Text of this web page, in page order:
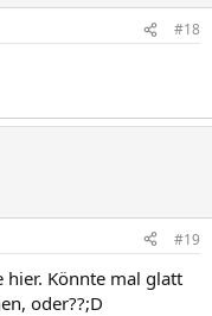
#18
#19
hier. Könnte mal glatt
oder??;D